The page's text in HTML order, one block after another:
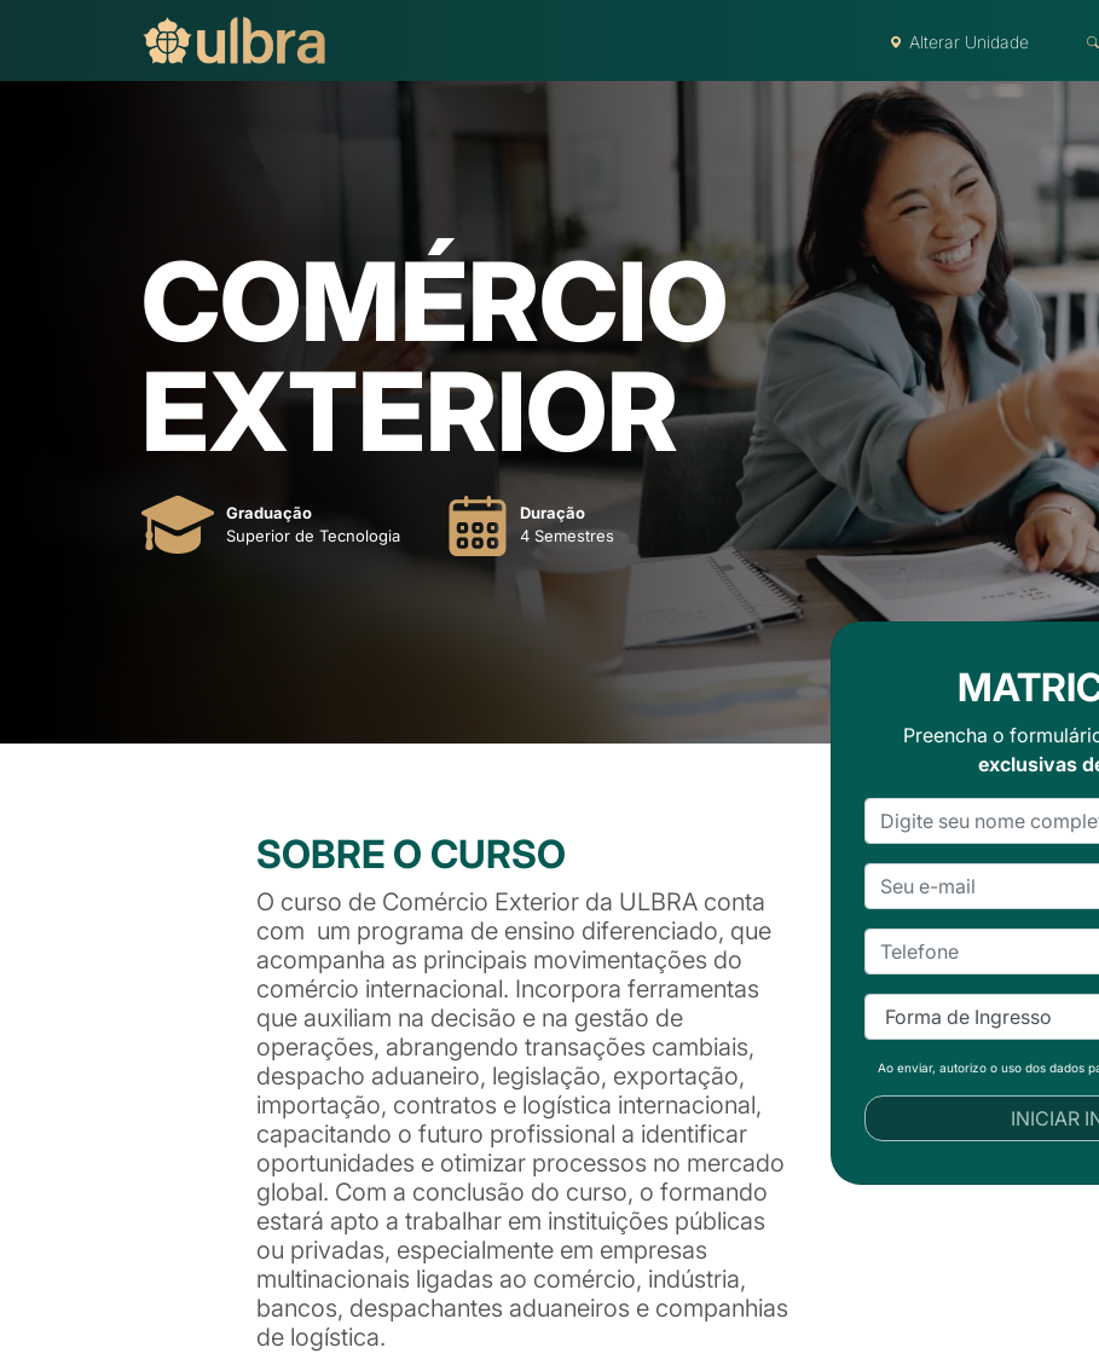
Alterar Unidade
COMÉRCIO
EXTERIOR
Graduação
Superior de Tecnologia
Duração
4 Semestres
Preencha o
exclusivas
Ao enviar, autorizo o uso dos dados
INICIAR
SOBRE O CURSO
O curso de Comércio Exterior da ULBRA conta
com um programa de ensino diferenciado, que
acompanha as principais movimentações do
comércio internacional. Incorpora ferramentas
que auxiliam na decisão e na gestão de
operações, abrangendo transações cambiais,
despacho aduaneiro, legislação, exportação,
importação, contratos e logística internacional,
capacitando o futuro profissional a identificar
oportunidades e otimizar processos no mercado
global. Com a conclusão do curso, o formando
estará apto a trabalhar em instituições públicas
ou privadas, especialmente em empresas
multinacionais ligadas ao comércio, indústria,
bancos, despachantes aduaneiros e companhias
de logística.